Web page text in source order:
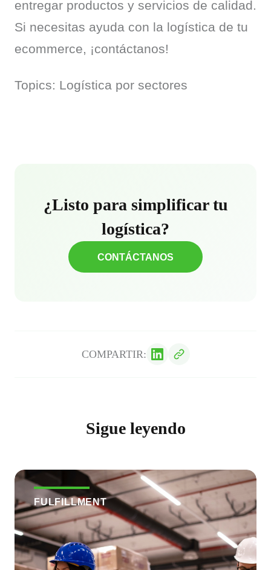
entregar productos y servicios de calidad.
Si necesitas ayuda con la logística de tu
ecommerce, ¡contáctanos!
Topics: Logística por sectores
¿Listo para simplificar tu
logística?
CONTÁCTANOS
COMPARTIR:
Sigue leyendo
FULFILLMENT